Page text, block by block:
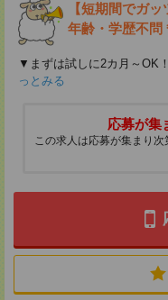
【短期間でガッ
年齢・学歴不問
▼まずは試しに2カ月～OK
っとみる
応募が集
この求人は応募が集まり